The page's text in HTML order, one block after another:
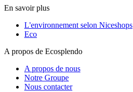
En savoir plus
L'environnement selon Niceshops
Eco
A propos de Ecosplendo
A propos de nous
Notre Groupe
Nous contacter